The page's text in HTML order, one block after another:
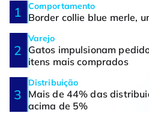
Comportamento
Border collie blue merle,
Varejo
Gatos impulsionam
itens mais comprados
Distribuição
Mais de 44% das
acima de 5%